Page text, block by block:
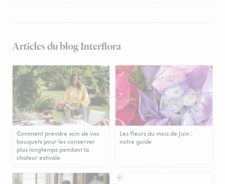
Articles du blog Interflora
Comment prendre soin de vos
bouquets pour les conserver
plus longtemps pendant la
chaleur estivale
Les fleurs du mois de Juin :
notre guide